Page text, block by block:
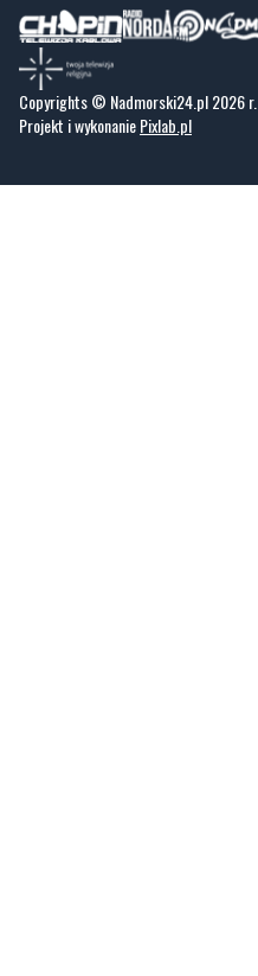
Copyrights © Nadmorski24.pl 2026 r.
Projekt i wykonaniePixlab.pl